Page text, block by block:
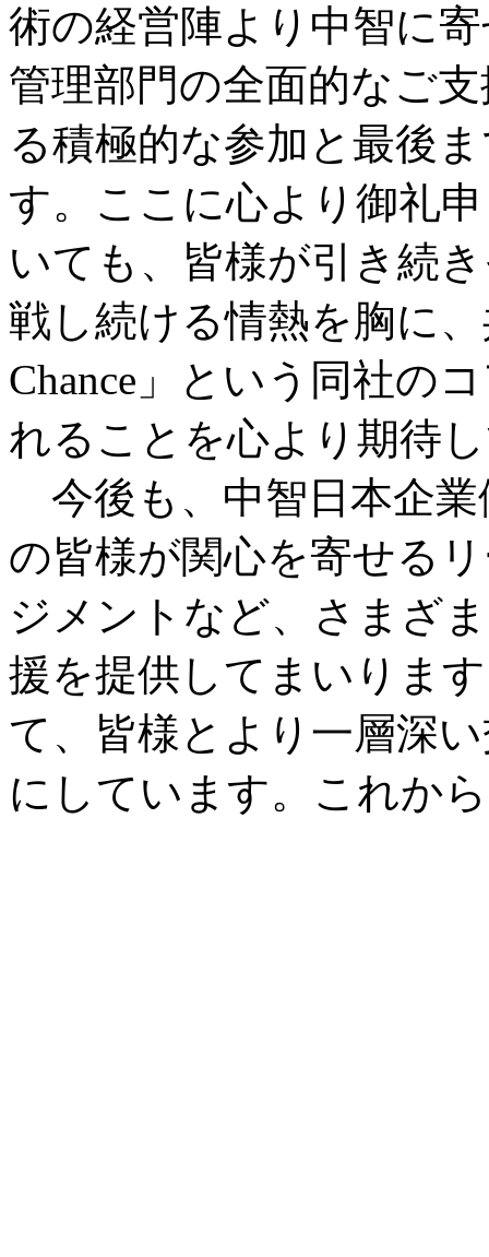
術の経営陣より中智に
管理部門の全面的なご
る積極的な参加と最後
す。ここに心より御礼
いても、皆様が引き続
戦し続ける情熱を胸に、
Chance」という同社の
れることを心より期待
今後も、中智日本企業
の皆様が関心を寄せる
ジメントなど、さまざ
援を提供してまいりま
て、皆様とより一層深
にしています。これか